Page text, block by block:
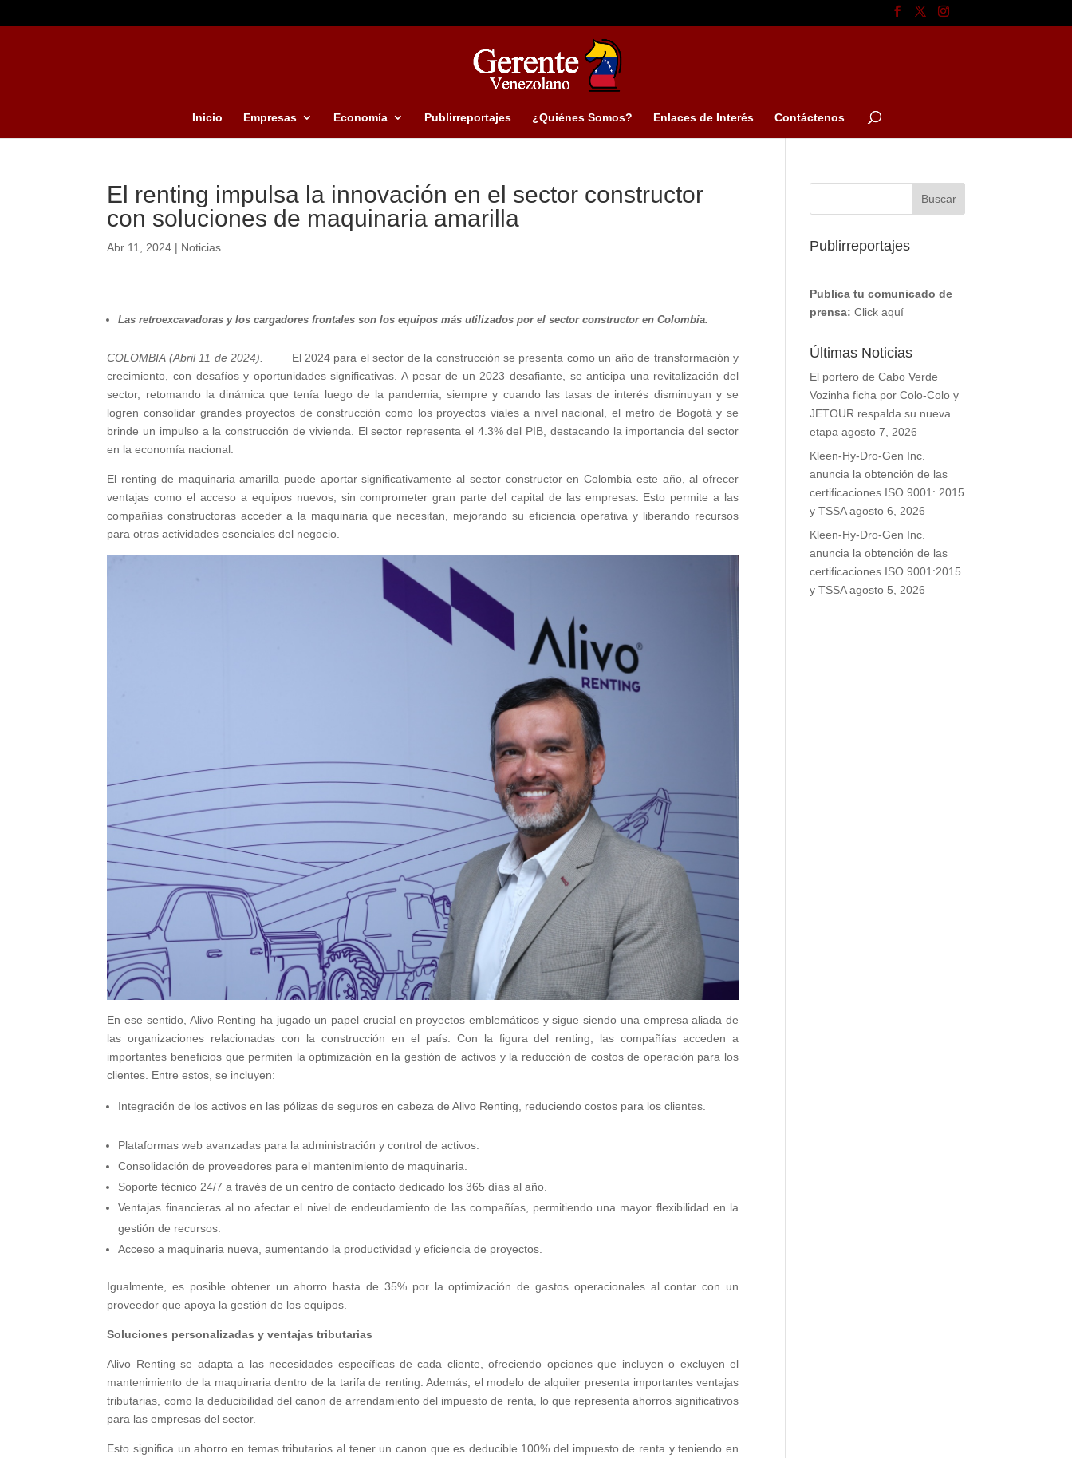
Inicio Empresas Economía Publirreportajes ¿Quiénes Somos? Enlaces de Interés Contáctenos
El renting impulsa la innovación en el sector constructor
con soluciones de maquinaria amarilla
Abr 11, 2024 | Noticias
Las retroexcavadoras y los cargadores frontales son los equipos más utilizados por el sector constructor en Colombia.
COLOMBIA (Abril 11 de 2024). El 2024 para el sector de la construcción se presenta como un año de transformación y
crecimiento, con desafíos y oportunidades significativas. A pesar de un 2023 desafiante, se anticipa una revitalización del
sector, retomando la dinámica que tenía luego de la pandemia, siempre y cuando las tasas de interés disminuyan y se
logren consolidar grandes proyectos de construcción como los proyectos viales a nivel nacional, el metro de Bogotá y se
brinde un impulso a la construcción de vivienda. El sector representa el 4.3% del PIB, destacando la importancia del sector
en la economía nacional.
El renting de maquinaria amarilla puede aportar significativamente al sector constructor en Colombia este año, al ofrecer
ventajas como el acceso a equipos nuevos, sin comprometer gran parte del capital de las empresas. Esto permite a las
compañías constructoras acceder a la maquinaria que necesitan, mejorando su eficiencia operativa y liberando recursos
para otras actividades esenciales del negocio.
En ese sentido, Alivo Renting ha jugado un papel crucial en proyectos emblemáticos y sigue siendo una empresa aliada de
las organizaciones relacionadas con la construcción en el país. Con la figura del renting, las compañías acceden a
importantes beneficios que permiten la optimización en la gestión de activos y la reducción de costos de operación para los
clientes. Entre estos, se incluyen:
Integración de los activos en las pólizas de seguros en cabeza de Alivo Renting, reduciendo costos para los clientes.
Plataformas web avanzadas para la administración y control de activos.
Consolidación de proveedores para el mantenimiento de maquinaria.
Soporte técnico 24/7 a través de un centro de contacto dedicado los 365 días al año.
Ventajas financieras al no afectar el nivel de endeudamiento de las compañías, permitiendo una mayor flexibilidad en la
gestión de recursos.
Acceso a maquinaria nueva, aumentando la productividad y eficiencia de proyectos.
Igualmente, es posible obtener un ahorro hasta de 35% por la optimización de gastos operacionales al contar con un
proveedor que apoya la gestión de los equipos.
Soluciones personalizadas y ventajas tributarias
Alivo Renting se adapta a las necesidades específicas de cada cliente, ofreciendo opciones que incluyen o excluyen el
mantenimiento de la maquinaria dentro de la tarifa de renting. Además, el modelo de alquiler presenta importantes ventajas
tributarias, como la deducibilidad del canon de arrendamiento del impuesto de renta, lo que representa ahorros significativos
para las empresas del sector.
Esto significa un ahorro en temas tributarios al tener un canon que es deducible 100% del impuesto de renta y teniendo en
Publirreportajes
Publica tu comunicado de
prensa: Click aquí
Últimas Noticias
El portero de Cabo Verde
Vozinha ficha por Colo-Colo y
JETOUR respalda su nueva
etapa agosto 7, 2026
Kleen-Hy-Dro-Gen Inc.
anuncia la obtención de las
certificaciones ISO 9001: 2015
y TSSA agosto 6, 2026
Kleen-Hy-Dro-Gen Inc.
anuncia la obtención de las
certificaciones ISO 9001:2015
y TSSA agosto 5, 2026